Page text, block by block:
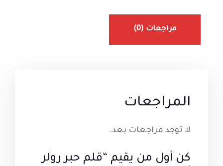
مراجعات (0)
المراجعات
لا توجد مراجعات بعد.
كن أول من يقيم “قلم حبر رولر